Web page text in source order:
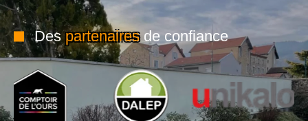
Despartenairesde confiance